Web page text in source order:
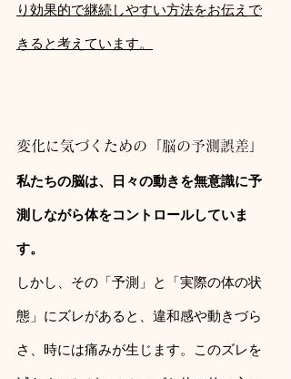
り効果的で継続しやすい方法をお伝えで
きると考えています。
変化に気づくための「脳の予測誤差」
私たちの脳は、日々の動きを無意識に予
測しながら体をコントロールしていま
す。
しかし、その「予測」と「実際の体の状
態」にズレがあると、違和感や動きづら
さ、時には痛みが生じます。このズレを